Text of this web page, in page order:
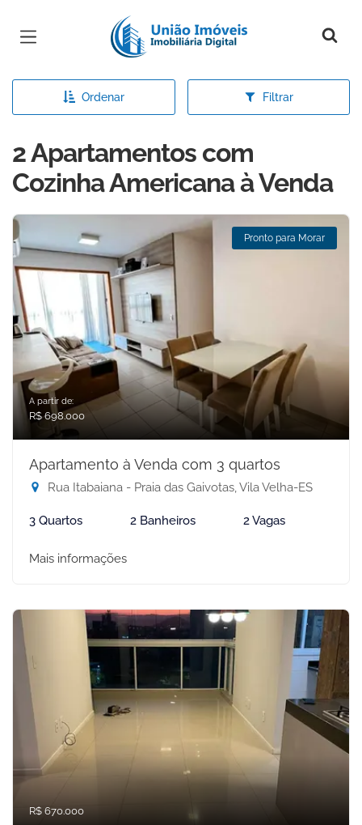
Página inicial
Ordenar Filtrar
2 Apartamentos com
Cozinha Americana à Venda
Pronto para Morar
A partir de:
R$ 698.000
Apartamento à Venda com 3 quartos
Rua Itabaiana - Praia das Gaivotas, Vila Velha-ES
3 Quartos 2 Banheiros 2 Vagas
Mais informações
R$ 670.000